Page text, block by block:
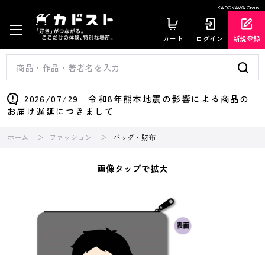
KADOKAWA Group
カート ログイン 新規登録
2026/07/29 令和8年熊本地震の影響による商品の
お届け遅延につきまして
ホーム ファッション バッグ・財布
画像タップで拡大